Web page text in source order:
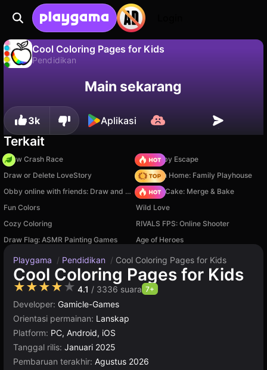
Cool Coloring Pages for Kids
Pendidikan
Simpan progresnya!
Main sekarang
3k Aplikasi
Terkait
Draw Crash Race
Your Obby Escape
Draw or Delete LoveStory
My Town Home: Family Playhouse
Obby online with friends: Draw and Jump! Piece of Cake: Merge & Bake
Fun Colors
Wild Love
Cozy Coloring
RIVALS FPS: Online Shooter
Draw Flag: ASMR Painting Games
Age of Heroes
Playgama / Pendidikan / Cool Coloring Pages for Kids
Cool Coloring Pages for Kids
★★★★★ 4.1 / 3336 suara 7+
Developer: Gamicle-Games
Orientasi permainan: Lanskap
Platform: PC, Android, iOS
Tanggal rilis: Januari 2025
Pembaruan terakhir: Agustus 2026